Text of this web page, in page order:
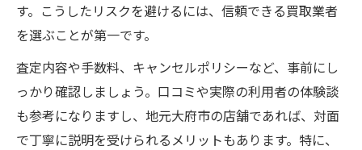
す。こうしたリスクを避けるには、信頼できる買取業者
を選ぶことが第一です。
査定内容や手数料、キャンセルポリシーなど、事前にし
っかり確認しましょう。口コミや実際の利用者の体験談
も参考になりますし、地元大府市の店舗であれば、対面
で丁寧に説明を受けられるメリットもあります。特に、